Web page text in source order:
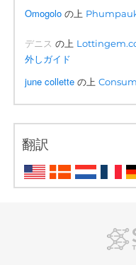
Omogolo の上
デニス の上
外しガイド
june collette の上
翻訳